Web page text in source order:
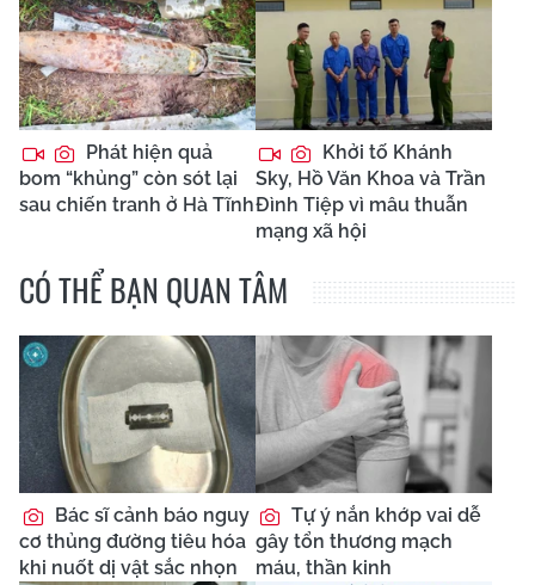
Phát hiện quả
bom “khủng” còn sót lại
sau chiến tranh ở Hà Tĩnh
Khởi tố Khánh
Sky, Hồ Văn Khoa và Trần
Đình Tiệp vì mâu thuẫn
mạng xã hội
CÓ THỂ BẠN QUAN TÂM
Bác sĩ cảnh báo nguy
cơ thủng đường tiêu hóa
khi nuốt dị vật sắc nhọn
Tự ý nắn khớp vai dễ
gây tổn thương mạch
máu, thần kinh